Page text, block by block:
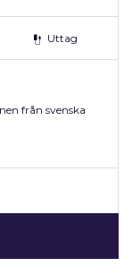
Uttag
från svenska